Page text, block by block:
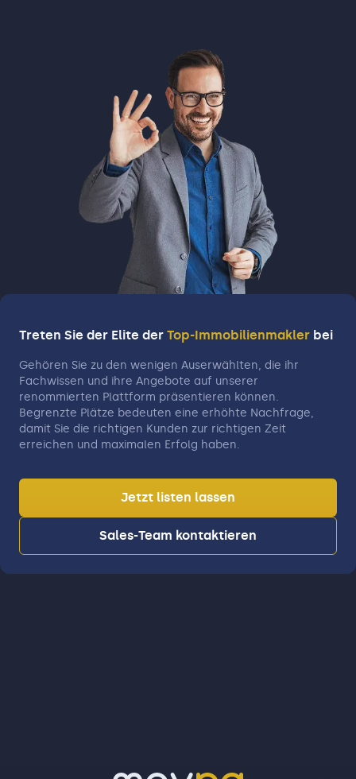
Treten Sie der Elite der Top-Immobilienmakler bei
Gehören Sie zu den wenigen Auserwählten, die ihr
Fachwissen und ihre Angebote auf unserer
renommierten Plattform präsentieren können.
Begrenzte Plätze bedeuten eine erhöhte Nachfrage,
damit Sie die richtigen Kunden zur richtigen Zeit
erreichen und maximalen Erfolg haben.
Jetzt listen lassen
Sales-Team kontaktieren